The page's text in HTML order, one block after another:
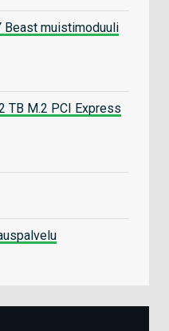
Beast muistimoduuli
TB M.2 PCI Express